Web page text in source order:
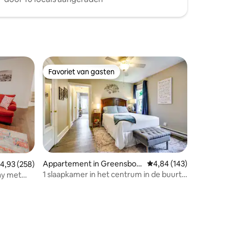
beoordeling van 4,93 uit 5, 258 recensies
4,93 (258)
met
Favoriet van gasten
Favoriet van gasten
Appartement in Greensbor
o
Gemiddelde
4,84 (143)
1 slaapkamer in het centrum in de buurt